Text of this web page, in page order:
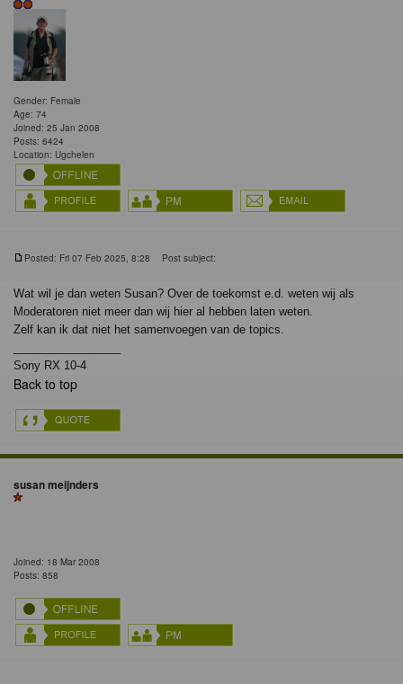
Gender: Female
Age: 74
Joined: 25 Jan 2008
Posts: 6424
Location: Ugchelen
Posted: Fri 07 Feb 2025, 8:28 Post subject:
Wat wil je dan weten Susan? Over de toekomst e.d. weten wij als
Moderatoren niet meer dan wij hier al hebben laten weten.
Zelf kan ik dat niet het samenvoegen van de topics.
Sony RX 10-4
Back to top
susan meijnders
Joined: 18 Mar 2008
Posts: 858